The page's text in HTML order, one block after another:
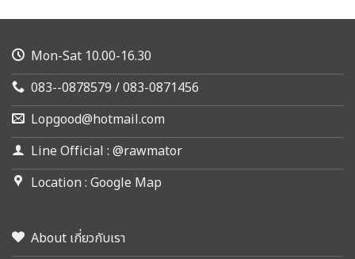
Mon-Sat 10.00-16.30
083--0878579 / 083-0871456
Lopgood@hotmail.com
Line Official : @rawmator
Location : Google Map
About เกี่ยวกับเรา